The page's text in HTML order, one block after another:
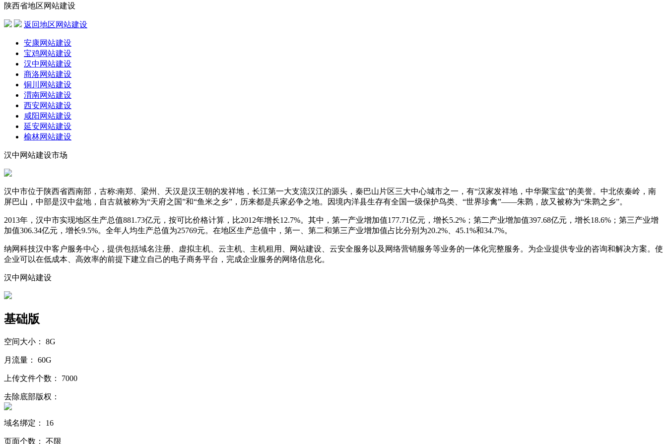
陕西省地区网站建设
返回地区网站建设
安康网站建设
宝鸡网站建设
汉中网站建设
商洛网站建设
铜川网站建设
渭南网站建设
西安网站建设
咸阳网站建设
延安网站建设
榆林网站建设
汉中网站建设市场
汉中市位于陕西省西南部，古称:南郑、梁州、天汉是汉王朝的发祥地，长江第一大支流汉江的源头，秦巴山片区三大中心城市之一，有“汉家发祥地，中华聚宝盆”的美誉。中北依秦岭，南
屏巴山，中部是汉中盆地，自古就被称为“天府之国”和“鱼米之乡”，历来都是兵家必争之地。因境内洋县生存有全国一级保护鸟类、“世界珍禽”——朱鹮，故又被称为“朱鹮之乡”。
2013年，汉中市实现地区生产总值881.73亿元，按可比价格计算，比2012年增长12.7%。其中，第一产业增加值177.71亿元，增长5.2%；第二产业增加值397.68亿元，增长18.6%；第三产业增
加值306.34亿元，增长9.5%。全年人均生产总值为25769元。在地区生产总值中，第一、第二和第三产业增加值占比分别为20.2%、45.1%和34.7%。
纳网科技汉中客户服务中心，提供包括域名注册、虚拟主机、云主机、主机租用、网站建设、云安全服务以及网络营销服务等业务的一体化完整服务。为企业提供专业的咨询和解决方案。使
企业可以在低成本、高效率的前提下建立自己的电子商务平台，完成企业服务的网络信息化。
汉中网站建设
基础版
空间大小： 8G
月流量： 60G
上传文件个数： 7000
去除底部版权：
域名绑定： 16
页面个数： 不限